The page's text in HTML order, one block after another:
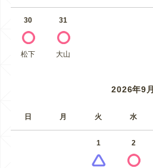
30
松下
31
大山
2026年9月
日 月 火 水
1 2